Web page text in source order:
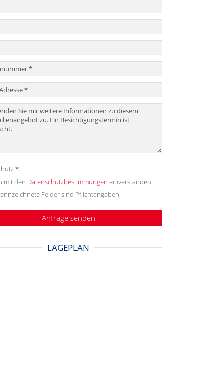
*:
mit den Datenschutzbestimmungen einverstanden.
Felder sind Pflichtangaben.
LAGEPLAN